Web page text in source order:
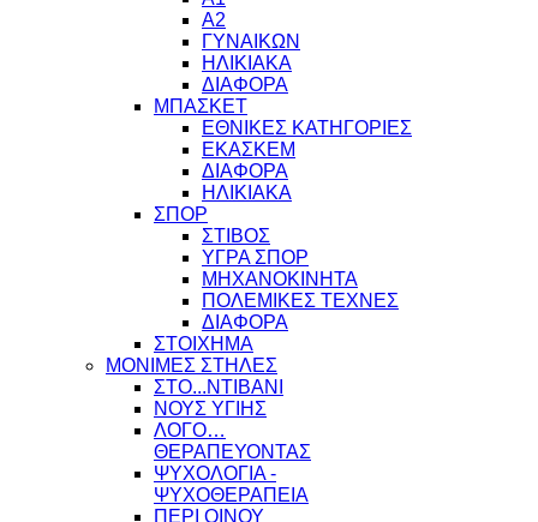
Α2
ΓΥΝΑΙΚΩΝ
ΗΛΙΚΙΑΚΑ
ΔΙΑΦΟΡΑ
ΜΠΑΣΚΕΤ
ΕΘΝΙΚΕΣ ΚΑΤΗΓΟΡΙΕΣ
ΕΚΑΣΚΕΜ
ΔΙΑΦΟΡΑ
ΗΛΙΚΙΑΚΑ
ΣΠΟΡ
ΣΤΙΒΟΣ
ΥΓΡΑ ΣΠΟΡ
ΜΗΧΑΝΟΚΙΝΗΤΑ
ΠΟΛΕΜΙΚΕΣ ΤΕΧΝΕΣ
ΔΙΑΦΟΡΑ
ΣΤΟΙΧΗΜΑ
ΜΟΝΙΜΕΣ ΣΤΗΛΕΣ
ΣΤΟ...ΝΤΙΒΑΝΙ
ΝΟΥΣ ΥΓΙΗΣ
ΛΟΓΟ…
ΘΕΡΑΠΕΥΟΝΤΑΣ
ΨΥΧΟΛΟΓΙΑ -
ΨΥΧΟΘΕΡΑΠΕΙΑ
ΠΕΡΙ ΟΙΝΟΥ